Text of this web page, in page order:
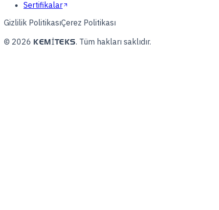
Sertifikalar
Gizlilik PolitikasıÇerez Politikası
© 2026 KEMITEKS. Tüm hakları saklıdır.